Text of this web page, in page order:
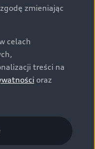
zmieniając
celach
treści na
oraz
z Partnerem Marki
marki Audi
pod
wymagania
zgodne z
wydanymi wg
wszystkim
Volkswagen sieci
z eksploatacji,